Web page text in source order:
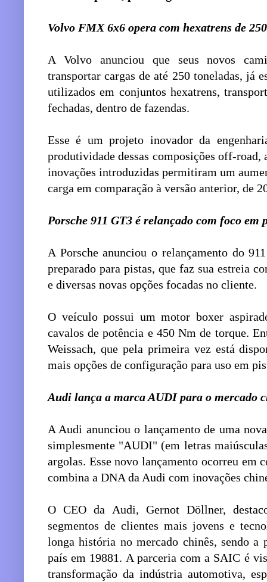
Volvo FMX 6x6 opera com hexatrens de
A Volvo anunciou que seus novos
transportar cargas de até 250 toneladas, já
utilizados em conjuntos hexatrens,
fechadas, dentro de fazendas.
Esse é um projeto inovador da
produtividade dessas composições off-
inovações introduzidas permitiram um
carga em comparação à versão anterior, de
Porsche 911 GT3 é relançado com foco em
A Porsche anunciou o relançamento do
preparado para pistas, que faz sua estreia
e diversas novas opções focadas no cliente.
O veículo possui um motor boxer
cavalos de potência e 450 Nm de torque.
Weissach, que pela primeira vez está
mais opções de configuração para uso em
Audi lança a marca AUDI para o mercado
A Audi anunciou o lançamento de uma
simplesmente "AUDI" (em letras
argolas. Esse novo lançamento ocorreu
combina a DNA da Audi com inovações
O CEO da Audi, Gernot Döllner,
segmentos de clientes mais jovens e
longa história no mercado chinês, sendo
país em 19881. A parceria com a SAIC é
transformação da indústria automotiva,